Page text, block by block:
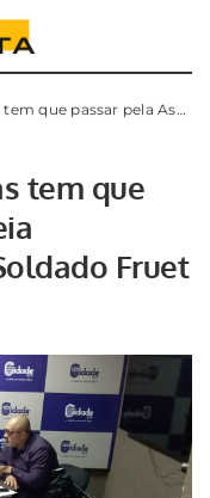
Legislativa, defende Soldado Fruet
tem que
Fruet